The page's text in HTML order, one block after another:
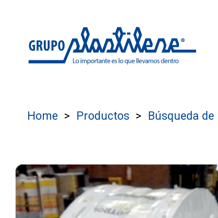
Home Productos Búsqueda